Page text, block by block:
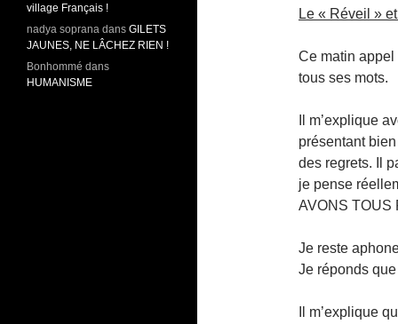
Le « Réveil »
Ce matin appel
tous ses mots.
Il m’explique
présentant
des regrets. Il
je pense
AVONS TOUS
Je reste
Je réponds
Il m’explique
village Français !
nadya soprana dans GILETS
JAUNES, NE LÂCHEZ RIEN !
Bonhommé dans
HUMANISME